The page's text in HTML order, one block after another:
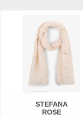
STEFANA
ROSE